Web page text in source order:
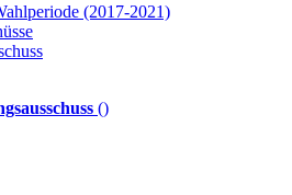
(2017-2021)
()